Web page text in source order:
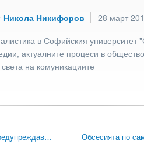
Никола Никифоров
28 март
в Софийския университет
актуалните процеси в
на комуникациите
Обсесията по